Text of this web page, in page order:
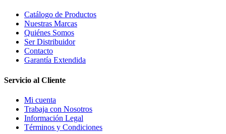
Catálogo de Productos
Nuestras Marcas
Quiénes Somos
Ser Distribuidor
Contacto
Garantía Extendida
Servicio al Cliente
Mi cuenta
Trabaja con Nosotros
Información Legal
Términos y Condiciones